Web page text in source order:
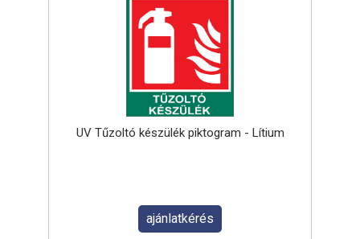
UV Tűzoltó készülék piktogram - Lítium
ajánlatkérés